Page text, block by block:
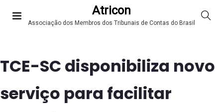
Atricon
Associação dos Membros dos Tribunais de Contas do Brasil
TCE-SC disponibiliza novo
serviço para facilitar